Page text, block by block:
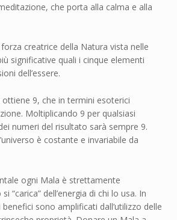
che porta alla calma e alla
forza creatrice della Natura vista nelle
significative quali i cinque elementi
dell’essere.
9, che in termini esoterici
Moltiplicando 9 per qualsiasi
numeri del risultato sarà sempre 9.
è costante e invariabile da
ogni Mala è strettamente
“carica” dell’energia di chi lo usa. In
sono amplificati dall’utilizzo delle